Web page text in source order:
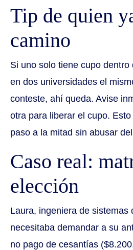
Tip de quien
camino
Si uno solo tiene cupo
en dos universidades el
conteste, ahí queda. Avise
otra para liberar el cupo.
paso a la mitad sin abusar
Caso real:
elección
Laura, ingeniera de sistemas
necesitaba demandar a su
no pago de cesantías